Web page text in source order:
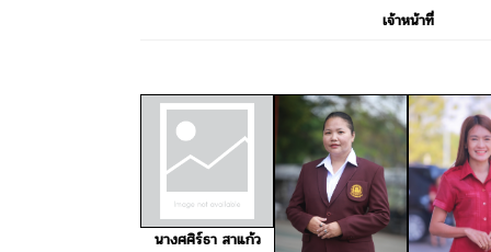
เจ้าหน้าที่
นางศศิร์ธา สาแก้ว